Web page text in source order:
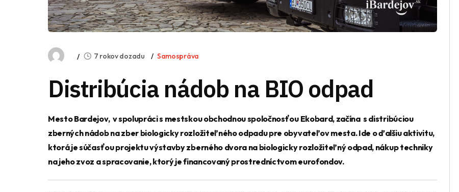
7 rokov dozadu Samospráva
Distribúcia nádob na BIO odpad
Mesto Bardejov, v spolupráci s mestskou obchodnou spoločnosťou Ekobard, začína s distribúciou
zberných nádob na zber biologicky rozložiteľného odpadu pre obyvateľov mesta. Ide o ďalšiu aktivitu,
ktorá je súčasťou projektu výstavby zberného dvora na biologicky rozložiteľný odpad, nákup techniky
na jeho zvoz a spracovanie, ktorý je financovaný prostredníctvom eurofondov.